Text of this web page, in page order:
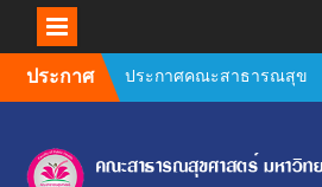
ประกาศ
ประกาศคณะสาธารณสุข
ศาสตร์ เรื่อง หลักเกณฑ์การ
ผลงานทางวิชาการ ของ
บุคลากรสายวิชาการและ